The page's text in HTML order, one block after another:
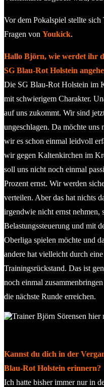
Vor dem Pokalspiel stellte
Fragen von Youkick.
Hallo Björn, wie werdet ihr
SG Blau-Rot Holstein
Die SG Blau-Rot Holstein im
mit schwierigem Charakter.
auf uns zukommt. Wir sind
ungeschlagen. Da möchte
wir es schon einmal leidvoll
wir gegen Kaltenkirchen im
soll uns nicht noch einmal
Prozent ernst. Wir werden
verteilen. Aber das hat nichts
irgendwie nicht ernst nehmen,
Belastungssteuerung und mit
Oberliga spielen möchte und
andere hat vielleicht durch
Trainingsrückstand. Das ist
noch einmal
die nächste Runde erreichen.
Kannst du dich in der
Blau-Rot Holstein erinnern?
Ich hatte bisher immer nur in